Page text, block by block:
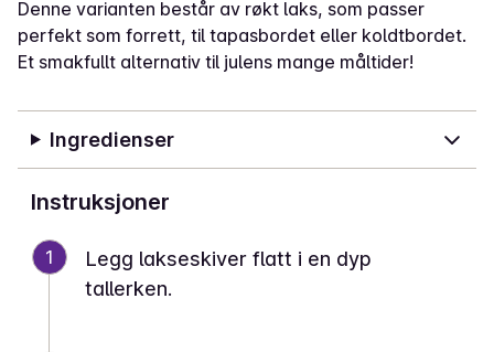
Denne varianten består av røkt laks, som passer
perfekt som forrett, til tapasbordet eller koldtbordet.
Et smakfullt alternativ til julens mange måltider!
Ingredienser
Instruksjoner
1
Legg lakseskiver flatt i en dyp
tallerken.